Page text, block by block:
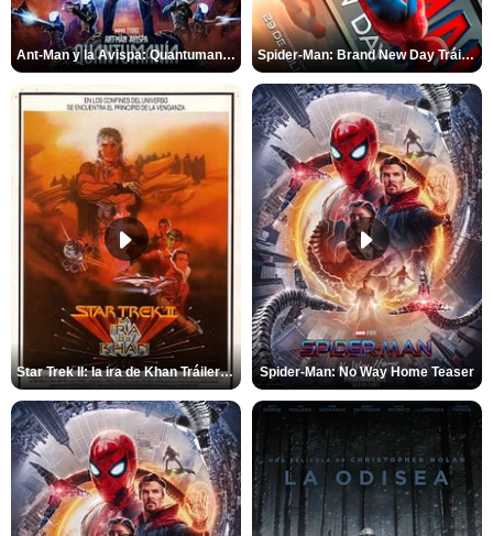
Ant-Man y la Avispa: Quantumanía Tráiler (2) Spider-Man: Brand New Day Tráiler (3)
Star Trek II: la ira de Khan Tráiler VO Spider-Man: No Way Home Teaser